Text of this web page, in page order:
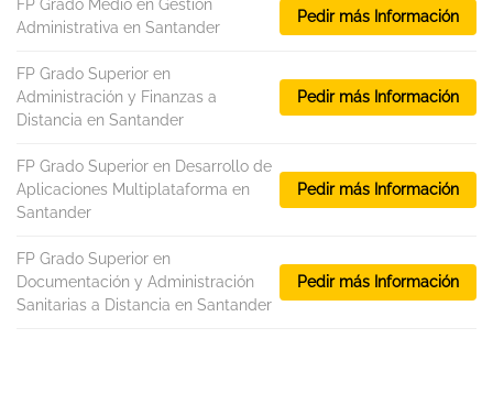
FP Grado Medio en Gestión
Administrativa en Santander
Pedir más Información
FP Grado Superior en
Administración y Finanzas a
Distancia en Santander
Pedir más Información
FP Grado Superior en Desarrollo de
Aplicaciones Multiplataforma en
Santander
Pedir más Información
FP Grado Superior en
Documentación y Administración
Sanitarias a Distancia en Santander
Pedir más Información